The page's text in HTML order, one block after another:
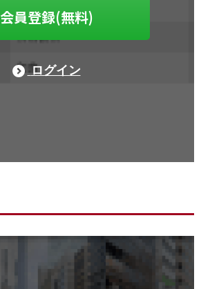
会員登録(無料)
ログイン